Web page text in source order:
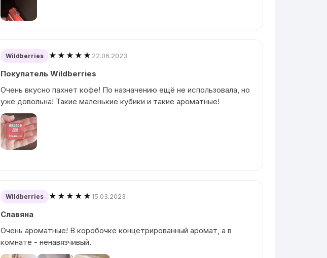
Wildberries ★★★★★ 22.06.2023
Покупатель Wildberries
Очень вкусно пахнет кофе! По назначению ещё не использовала, но
уже довольна! Такие маленькие кубики и такие ароматные!
Wildberries ★★★★★15.03.2023
Славяна
Очень ароматные! В коробочке концетрированный аромат, а в
комнате - ненавязчивый.